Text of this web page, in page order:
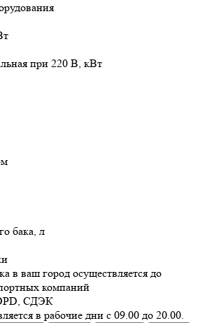
при 220 В, кВт
бака, л
в ваш город осуществляется до
компаний
СДЭК
в рабочие дни с 09.00 до 20.00.